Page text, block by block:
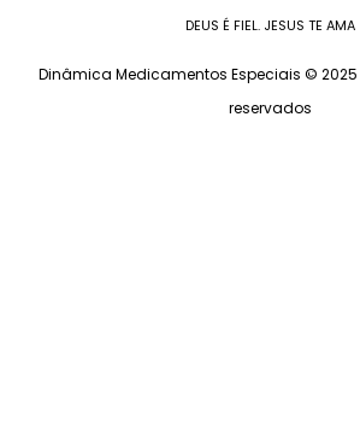
DEUS É FIEL. JESUS TE AMA
Dinâmica Medicamentos Especiais ©
reservados